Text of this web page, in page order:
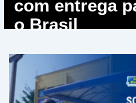
com entrega
o Brasil